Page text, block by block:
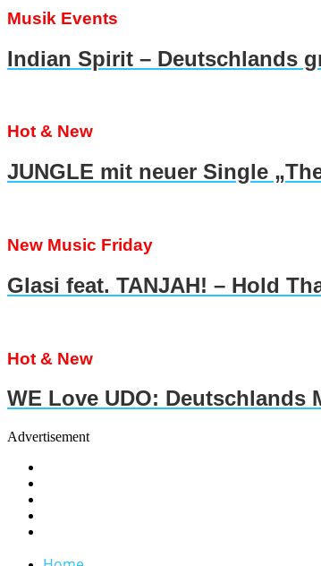
Musik Events
Indian Spirit – Deutschlands
Hot & New
JUNGLE mit neuer Single
New Music Friday
Glasi feat. TANJAH! – Hold
Hot & New
WE Love UDO: Deutschlands
Advertisement